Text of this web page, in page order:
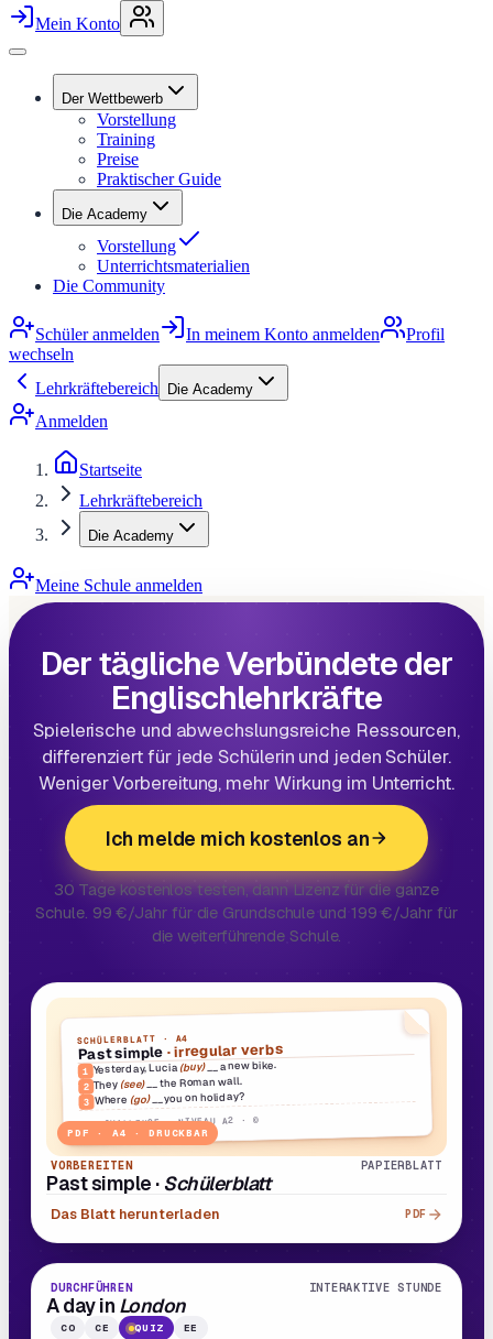
Mein Konto
Der Wettbewerb
Vorstellung
Training
Preise
Praktischer Guide
Die Academy
Vorstellung
Unterrichtsmaterialien
Die Community
Schüler anmelden In meinem Konto anmelden
Profil
wechseln
Lehrkräftebereich
Die Academy
Anmelden
Startseite
Lehrkräftebereich
Die Academy
Meine Schule anmelden
Der tägliche Verbündete der
Englischlehrkräfte
Spielerische und abwechslungsreiche Ressourcen,
differenziert für jede Schülerin und jeden Schüler.
Weniger Vorbereitung, mehr Wirkung im Unterricht.
Ich melde mich kostenlos an
30 Tage kostenlos testen, dann Lizenz für die ganze
Schule. 99 €/Jahr für die Grundschule und 199 €/Jahr für
die weiterführende Schule.
SCHÜLERBLATT · A4
Past simple · irregular verbs
1 Yesterday, Lucia(buy)__ a new bike.
2 They (see)__ the Roman wall.
3 Where (go)__ you on holiday?
BIG CHALLENGE · NIVEAU A2 · ©
PDF · A4 · DRUCKBAR
VORBEREITEN PAPIERBLATT
Past simple · Schülerblatt
Das Blatt herunterladen PDF
DURCHFÜHREN INTERAKTIVE STUNDE
A day in London
CO CE QUIZ EE